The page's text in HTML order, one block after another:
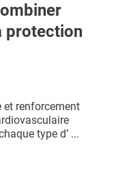
liste
protection
et renforcement
type d’ ...